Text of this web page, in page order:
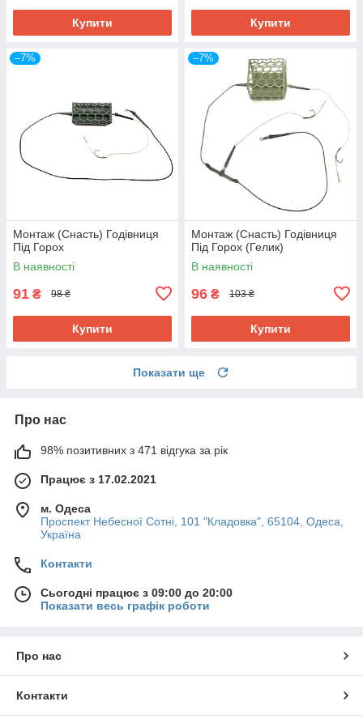
Купити Купити
–7%
Монтаж (Снасть) Годівниця
Під Горох
В наявності
91 ₴ 98 ₴
Купити
–7%
Монтаж (Снасть) Годівниця
Під Горох (Гелик)
В наявності
96 ₴ 103 ₴
Купити
Показати ще
Про нас
98% позитивних з 471 відгука за рік
Працює з 17.02.2021
м. Одеса
Проспект Небесної Сотні, 101 "Кладовка", 65104, Одеса,
Україна
Контакти
Сьогодні працює з 09:00 до 20:00
Показати весь графік роботи
Про нас
Контакти